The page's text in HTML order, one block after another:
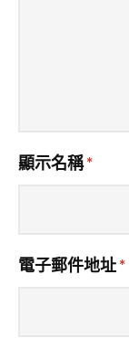
顯示名稱*
電子郵件地址*